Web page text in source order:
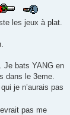
les jeux à plat.
Je bats YANG en
dans le 3eme.
je n’aurais pas
pas me